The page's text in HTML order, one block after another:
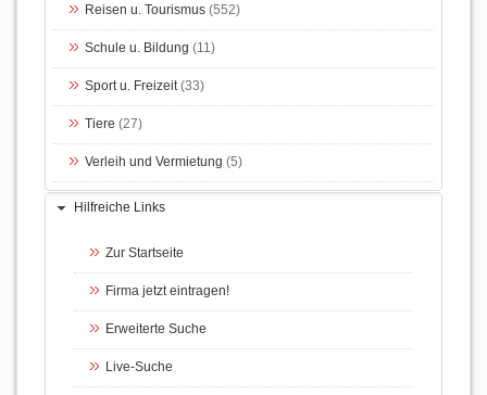
Reisen u. Tourismus (552)
Schule u. Bildung (11)
Sport u. Freizeit(33)
Tiere (27)
Verleih und Vermietung (5)
Hilfreiche Links
Zur Startseite
Firma jetzt eintragen!
Erweiterte Suche
Live-Suche